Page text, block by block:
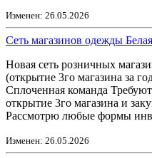
Изменен: 26.05.2026
Сеть магазинов одежды
Новая сеть розничных
(открытие 3го магазина за
Сплоченная команда
открытие 3го магазина и
Рассмотрю любые формы
Изменен: 26.05.2026